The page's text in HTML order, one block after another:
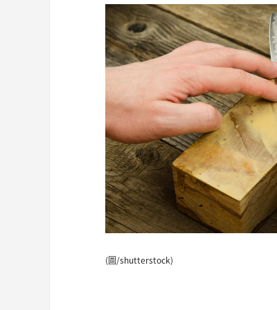
(圖/shutterstock)